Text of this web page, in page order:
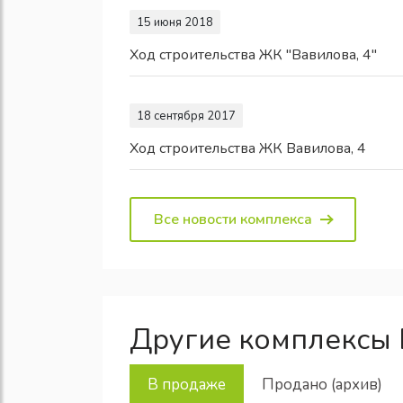
15 июня 2018
Ход строительства ЖК "Вавилова, 4"
18 сентября 2017
Ход строительства ЖК Вавилова, 4
Все новости комплекса
Другие
В продаже Продано (архив)